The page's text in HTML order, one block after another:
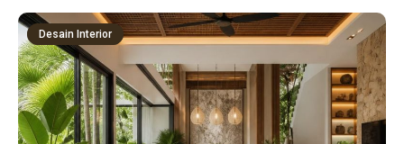
Desain Interior